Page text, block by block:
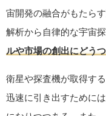
宙開発の融合がもたら
解析から自律的な宇宙探
ルや市場の創出にどう
衛星や探査機が取得す
迅速に引き出すために